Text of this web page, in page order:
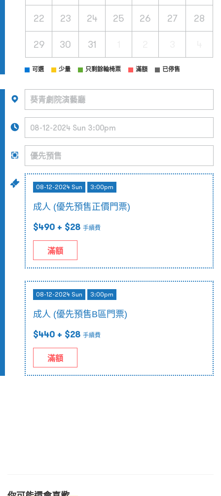
22 23 24 25 26 27 28
29 30 31
可選 少量 只剩餘輪椅票 滿額 已停售
08-12-2024 Sun 3:00pm
成人 (優先預售正價門票)
$490 + $28 手續費
滿額
08-12-2024 Sun 3:00pm
成人 (優先預售B區門票)
$440 + $28 手續費
滿額